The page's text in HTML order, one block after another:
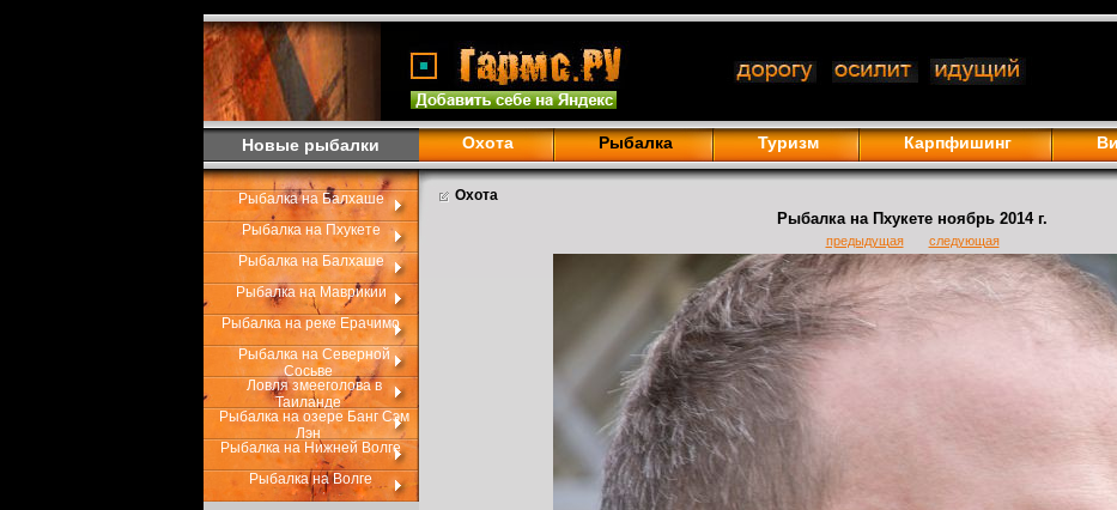
Новые рыбалки Охота Рыбалка Туризм Карпфишинг
Рыбалка на Балхаше
Рыбалка на Пхукете
Рыбалка на Балхаше
Рыбалка на Маврикии
Рыбалка на реке Ерачимо
Рыбалка на Северной
Сосьве
Ловля змееголова в
Таиланде
Рыбалка на озере Банг Сэм
Лэн
Рыбалка на Нижней Волге
Рыбалка на Волге
Охота
Рыбалка на Пхукете ноябрь 2014 г.
предыдущая следующая